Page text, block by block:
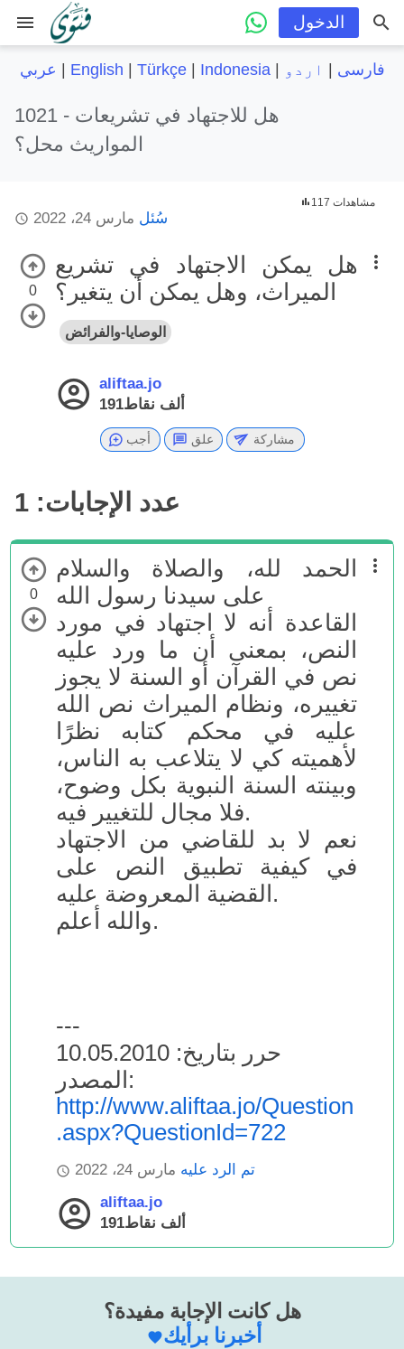
menu الدخول
عربي English Türkçe| Indonesia| فارسی اردو
1021 - هل للاجتهاد في تشريعات
المواريث محل؟
سُئل مارس 24، 2022
117 مشاهدات
0
هل يمكن الاجتهاد في تشريع
الميراث، وهل يمكن أن يتغير؟
الوصايا-والفرائض
aliftaa.jo
191ألف نقاط
أجب علق مشاركة
عدد الإجابات: 1
0
الحمد لله، والصلاة والسلام
على سيدنا رسول الله
القاعدة أنه لا اجتهاد في مورد
النص، بمعنى أن ما ورد عليه
نص في القرآن أو السنة لا يجوز
تغييره، ونظام الميراث نص الله
عليه في محكم كتابه نظرًا
لأهميته كي لا يتلاعب به الناس،
وبينته السنة النبوية بكل وضوح،
فلا مجال للتغيير فيه.
نعم لا بد للقاضي من الاجتهاد
في كيفية تطبيق النص على
القضية المعروضة عليه.
والله أعلم.
---
حرر بتاريخ: 10.05.2010
المصدر:
http://www.aliftaa.jo/Question
.aspx?QuestionId=722
تم الرد عليه مارس 24، 2022
aliftaa.jo
191ألف نقاط
هل كانت الإجابة مفيدة؟
أخبرنا برأيك